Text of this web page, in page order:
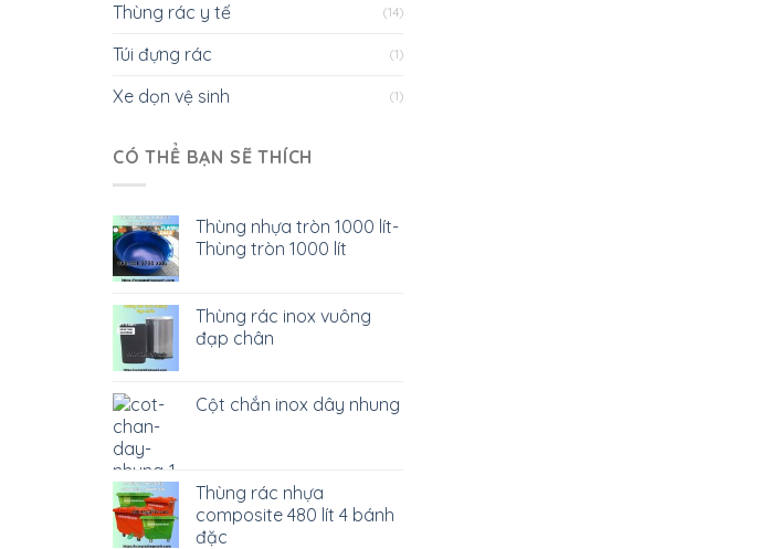
Thùng rác y tế (14)
Túi đựng rác (1)
Xe dọn vệ sinh (1)
CÓ THỂ BẠN SẼ THÍCH
Thùng nhựa tròn 1000 lít-
Thùng tròn 1000 lít
Thùng rác inox vuông
đạp chân
Cột chắn inox dây nhung
Thùng rác nhựa
composite 480 lít 4 bánh
đặc